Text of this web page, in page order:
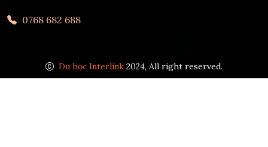
0768 682 688
Du học Interlink 2024, All right reserved.